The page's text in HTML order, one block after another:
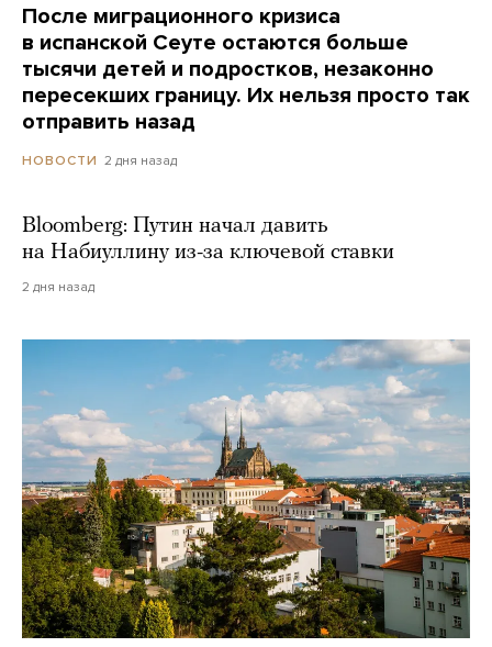
После миграционного кризиса
в испанской Сеуте остаются больше
тысячи детей и подростков, незаконно
пересекших границу. Их нельзя просто так
отправить назад
НОВОСТИ 2 дня назад
Bloomberg: Путин начал давить
на Набиуллину из-за ключевой ставки
2 дня назад